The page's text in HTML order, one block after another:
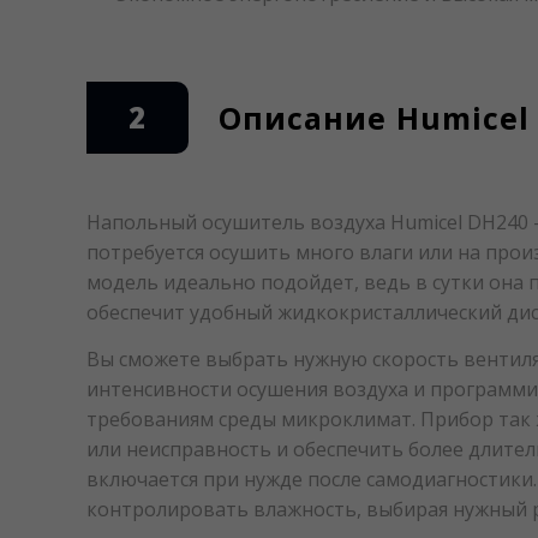
2 Описание Humicel
Напольный осушитель воздуха Humicel
потребуется осушить много влаги или на
модель идеально подойдет, ведь в сутки
обеспечит удобный жидкокристаллический
Вы сможете выбрать нужную скорость
интенсивности осушения воздуха и
требованиям среды микроклимат. Прибор
или неисправность и обеспечить более
включается при нужде после
контролировать влажность, выбирая